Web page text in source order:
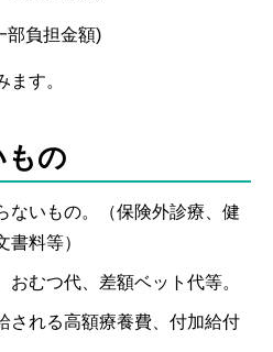
部負担金額)
す。
もの
ないもの。（保険外診療、健
書料等）
おむつ代、差額ベット代等。
される高額療養費、付加給付